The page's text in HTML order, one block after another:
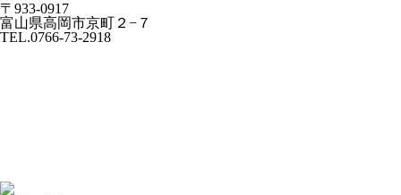
〒933-0917
富山県高岡市京町２−７
TEL.0766-73-2918